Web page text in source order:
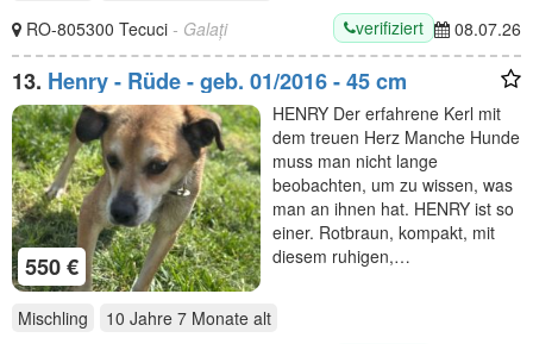
RO-805300 Tecuci - Galați verifiziert 08.07.26
13. Henry - Rüde - geb. 01/2016 - 45 cm
550 €
HENRY Der erfahrene Kerl mit
dem treuen Herz Manche Hunde
muss man nicht lange
beobachten, um zu wissen, was
man an ihnen hat. HENRY ist so
einer. Rotbraun, kompakt, mit
diesem ruhigen,…
Mischling 10 Jahre 7 Monate alt